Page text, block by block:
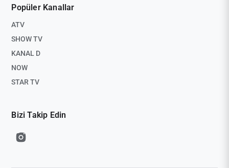
Popüler Kanallar
ATV
SHOW TV
KANAL D
NOW
STAR TV
Bizi Takip Edin